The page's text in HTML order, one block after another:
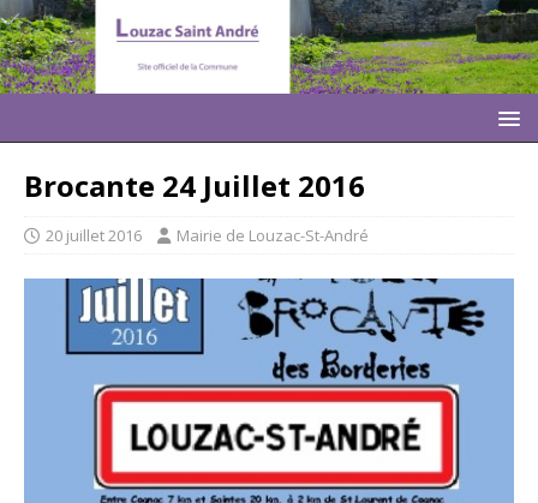
Brocante 24 Juillet 2016
20 juillet 2016 Mairie de Louzac-St-André